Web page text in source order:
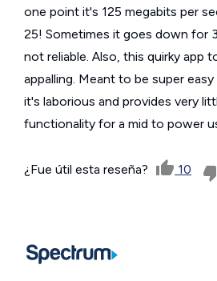
one point it's 125 megabits per
25! Sometimes it goes down for
not reliable. Also, this quirky app
appalling. Meant to be super
it's laborious and provides very
functionality for a mid to power
¿Fue útil esta reseña? 10